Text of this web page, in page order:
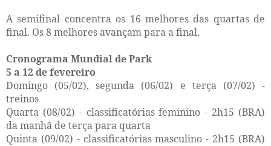
A semifinal concentra os 16 melhores das quartas de
final. Os 8 melhores avançam para a final.
Cronograma Mundial de Park
5 a 12 de fevereiro
Domingo (05/02), segunda (06/02) e terça (07/02) -
treinos
Quarta (08/02) - classificatórias feminino - 2h15 (BRA)
da manhã de terça para quarta
Quinta (09/02) - classificatórias masculino - 2h15 (BRA)